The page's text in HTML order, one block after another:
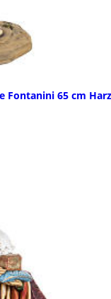
Fontanini 65 cm Harz